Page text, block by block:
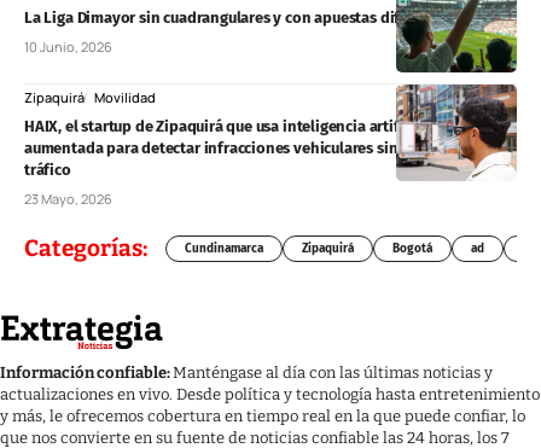
La Liga Dimayor sin cuadrangulares y con apuestas diferentes
10 Junio, 2026
Zipaquirá Movilidad
HAIX, el startup de Zipaquirá que usa inteligencia artificial y realidad
aumentada para detectar infracciones vehiculares sin detener el
tráfico
23 Mayo, 2026
Categorías: Cundinamarca Zipaquirá Bogotá ad
Información confiable:Manténgase al día con las últimas noticias y
actualizaciones en vivo. Desde política y tecnología hasta entretenimiento
y más, le ofrecemos cobertura en tiempo real en la que puede confiar, lo
que nos convierte en su fuente de noticias confiable las 24 horas, los 7